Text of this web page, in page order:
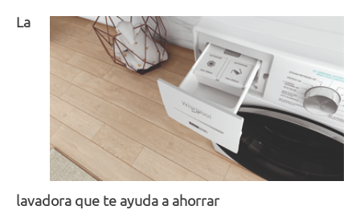
La
lavadora que te ayuda a ahorrar